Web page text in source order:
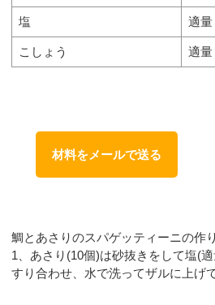
塩 適量
こしょう 適量
材料をメールで送る
鯛とあさりのスパゲッティーニの作
1、あさり(10個)は砂抜きをして塩(
すり合わせ、水で洗ってザルに上げ